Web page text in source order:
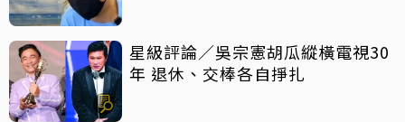
星級評論／吳宗憲胡瓜縱橫電視30
年 退休、交棒各自掙扎